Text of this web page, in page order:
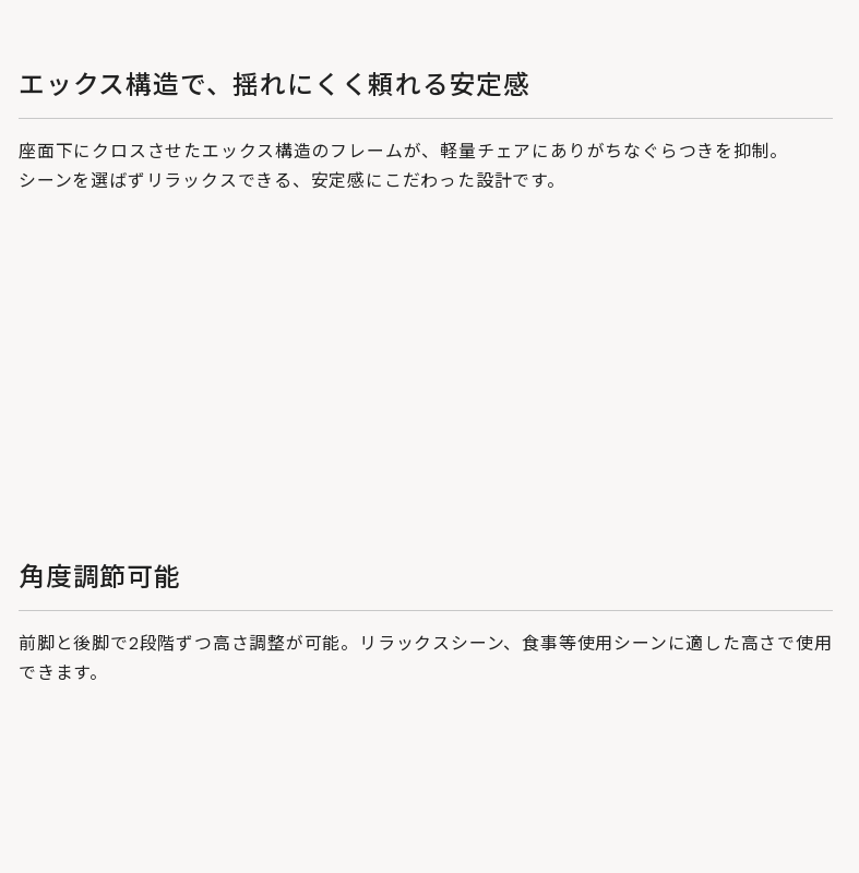
エックス構造で、揺れにくく頼れる安定感
座面下にクロスさせたエックス構造のフレームが、軽量チェアにありがちなぐらつきを抑制。
シーンを選ばずリラックスできる、安定感にこだわった設計です。
角度調節可能
前脚と後脚で2段階ずつ高さ調整が可能。リラックスシーン、食事等使用シーンに適した高さで使用
できます。